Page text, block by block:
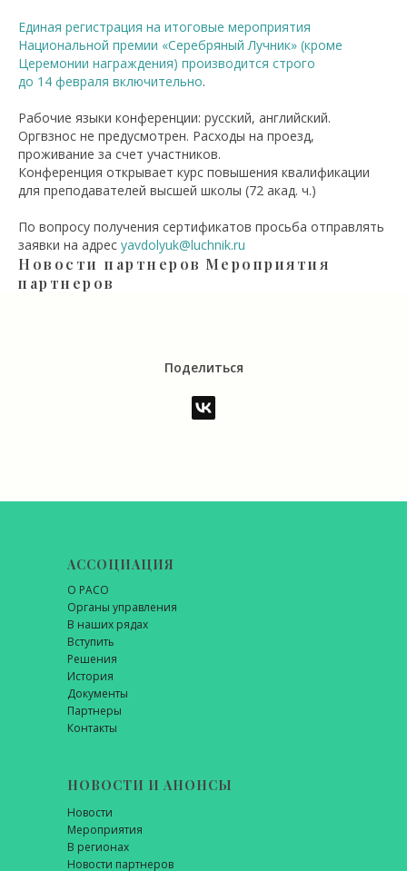
Единая регистрация на итоговые мероприятия
Национальной премии «Серебряный Лучник» (кроме
Церемонии награждения) производится строго
до 14 февраля включительно.
Рабочие языки конференции: русский, английский.
Оргвзнос не предусмотрен. Расходы на проезд,
проживание за счет участников.
Конференция открывает курс повышения квалификации
для преподавателей высшей школы (72 акад. ч.)
По вопросу получения сертификатов просьба отправлять
заявки на адрес yavdolyuk@luchnik.ru
Новости партнеров Мероприятия
партнеров
Поделиться
АССОЦИАЦИЯ
О РАСО
Органы управления
В наших рядах
Вступить
Решения
История
Документы
Партнеры
Контакты
НОВОСТИ И АНОНСЫ
Новости
Мероприятия
В регионах
Новости партнеров